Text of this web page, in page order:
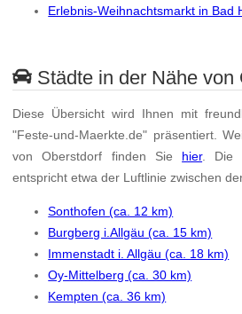
Erlebnis-Weihnachtsmarkt in Bad
Städte in der Nähe von
Diese Übersicht wird Ihnen mit
"Feste-und-Maerkte.de" präsentiert.
von Oberstdorf finden Sie hier. Die
entspricht etwa der Luftlinie zwischen
Sonthofen (ca. 12 km)
Burgberg i.Allgäu (ca. 15 km)
Immenstadt i. Allgäu (ca. 18 km)
Oy-Mittelberg (ca. 30 km)
Kempten (ca. 36 km)